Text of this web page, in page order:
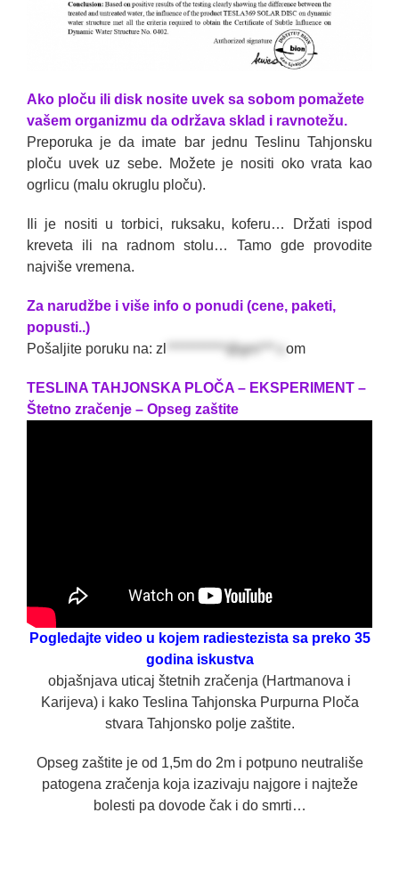
Ako ploču ili disk nosite uvek sa sobom pomažete
vašem organizmu da održava sklad i ravnotežu.
Preporuka je da imate bar jednu Teslinu Tahjonsku
ploču uvek uz sebe. Možete je nositi oko vrata kao
ogrlicu (malu okruglu ploču).
Ili je nositi u torbici, ruksaku, koferu… Držati ispod
kreveta ili na radnom stolu… Tamo gde provodite
najviše vremena.
Za narudžbe i više info o ponudi (cene, paketi,
popusti..)
Pošaljite poruku na: zl ***********@gm***.c om
TESLINA TAHJONSKA PLOČA – EKSPERIMENT –
Štetno zračenje – Opseg zaštite
Pogledajte video u kojem radiestezista sa preko 35
godina iskustva
objašnjava uticaj štetnih zračenja (Hartmanova i
Karijeva) i kako Teslina Tahjonska Purpurna Ploča
stvara Tahjonsko polje zaštite.
Opseg zaštite je od 1,5m do 2m i potpuno neutrališe
patogena zračenja koja izazivaju najgore i najteže
bolesti pa dovode čak i do smrti…